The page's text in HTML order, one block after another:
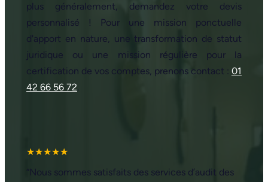
plus généralement, demandez votre devis
personnalisé ! Pour une mission ponctuelle
d'apport en nature, une transformation de statut
juridique ou une mission régulière pour la
certification de vos comptes, prenons contact : 01
42 66 56 72.
★★★★★
“Nous sommes satisfaits des services d’audit des